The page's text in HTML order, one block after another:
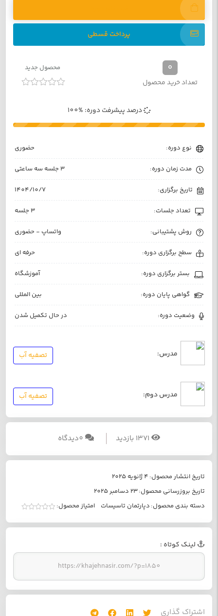
پرداخت قسطی
0
تعداد خرید محصول
محصول جدید
درصد پیشرفت دوره: %100
نوع دوره: حضوری
مدت زمان دوره: 3 جلسه سه ساعتی
تاریخ برگزاری: 1404/10/7
تعداد جلسات: 3 جلسه
روش پشتیبانی: واتساپ - حضوری
سطح برگزاری دوره: حرفه ای
بستر برگزاری دوره: آموزشگاه
گواهی پایان دوره: بین المللی
وضعیت دوره: در حال تکمیل شدن
مدرس: تصفیه آب
مدرس دوم: تصفیه آب
تاریخ انتشار محصول: 4 ژانویه 2025
تاریخ بروزرسانی محصول:23 دسامبر 2025
دسته بندی محصول: دپارتمان تاسیسات امتیاز محصول:
0
از
لينک کوتاه :
اشتراک گذاري